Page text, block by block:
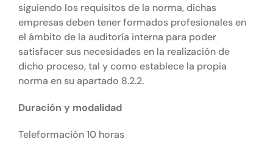
siguiendo los requisitos de la norma, dichas
empresas deben tener formados profesionales en
el ámbito de la auditoría interna para poder
satisfacer sus necesidades en la realización de
dicho proceso, tal y como establece la propia
norma en su apartado 8.2.2.
Duración y modalidad
Teleformación 10 horas